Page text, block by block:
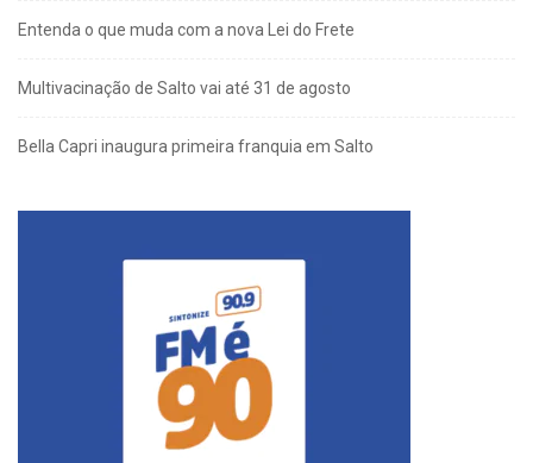
Entenda o que muda com a nova Lei do Frete
Multivacinação de Salto vai até 31 de agosto
Bella Capri inaugura primeira franquia em Salto